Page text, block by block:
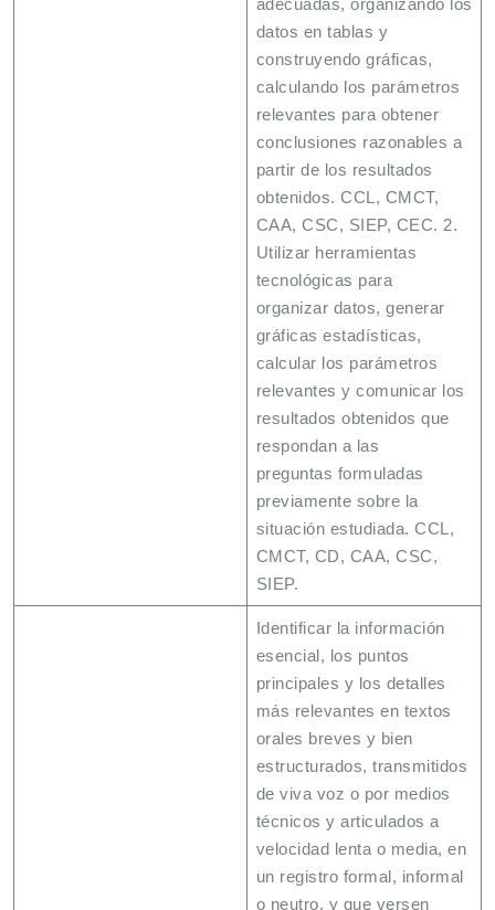
adecuadas, organizando los
datos en tablas y
construyendo gráficas,
calculando los parámetros
relevantes para obtener
conclusiones razonables a
partir de los resultados
obtenidos. CCL, CMCT,
CAA, CSC, SIEP, CEC. 2.
Utilizar herramientas
tecnológicas para
organizar datos, generar
gráficas estadísticas,
calcular los parámetros
relevantes y comunicar los
resultados obtenidos que
respondan a las
preguntas formuladas
previamente sobre la
situación estudiada. CCL,
CMCT, CD, CAA, CSC,
SIEP.
Identificar la información
esencial, los puntos
principales y los detalles
más relevantes en textos
orales breves y bien
estructurados, transmitidos
de viva voz o por medios
técnicos y articulados a
velocidad lenta o media, en
un registro formal, informal
o neutro, y que versen